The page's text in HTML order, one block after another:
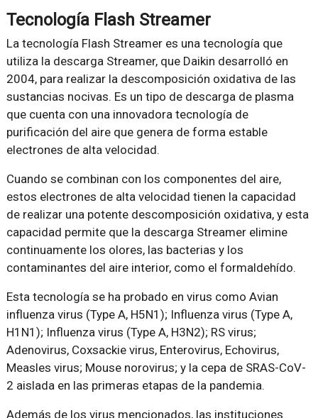
Tecnología Flash Streamer
La tecnología Flash Streamer es una tecnología que
utiliza la descarga Streamer, que Daikin desarrolló en
2004, para realizar la descomposición oxidativa de las
sustancias nocivas. Es un tipo de descarga de plasma
que cuenta con una innovadora tecnología de
purificación del aire que genera de forma estable
electrones de alta velocidad.
Cuando se combinan con los componentes del aire,
estos electrones de alta velocidad tienen la capacidad
de realizar una potente descomposición oxidativa, y esta
capacidad permite que la descarga Streamer elimine
continuamente los olores, las bacterias y los
contaminantes del aire interior, como el formaldehído.
Esta tecnología se ha probado en virus como Avian
influenza virus (Type A, H5N1); Influenza virus (Type A,
H1N1); Influenza virus (Type A, H3N2); RS virus;
Adenovirus, Coxsackie virus, Enterovirus, Echovirus,
Measles virus; Mouse norovirus; y la cepa de SRAS-CoV-
2 aislada en las primeras etapas de la pandemia.
Además de los virus mencionados, las instituciones